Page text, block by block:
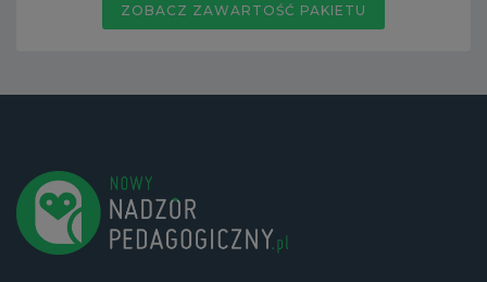
ZOBACZ ZAWARTOŚĆ PAKIETU